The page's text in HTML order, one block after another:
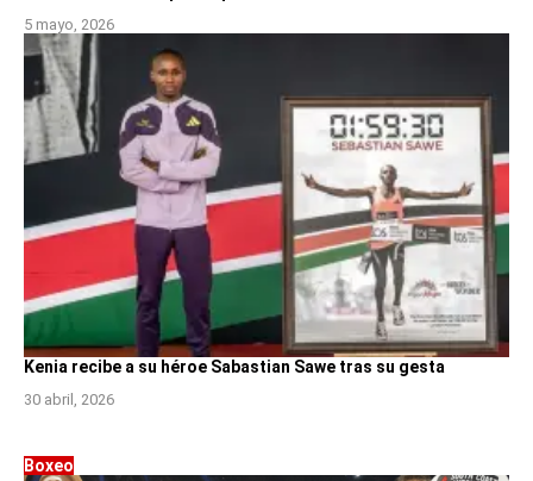
5 mayo, 2026
Kenia recibe a su héroe Sabastian Sawe tras su gesta
30 abril, 2026
Boxeo